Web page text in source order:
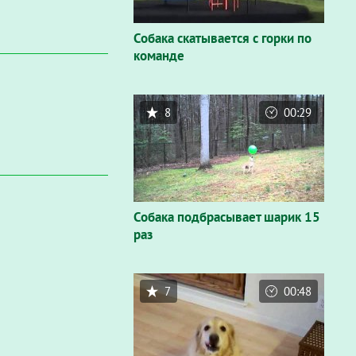
Собака скатывается с горки по
команде
Собака подбрасывает шарик 15
раз
8 00:29
7 00:48